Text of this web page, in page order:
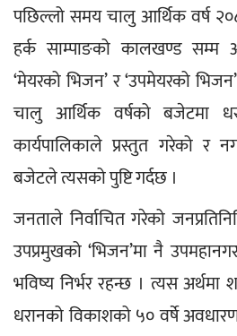
पछिल्लो समय चालु आर्थिक वर्ष
हर्क साम्पाङको कालखण्ड सम्म
‘मेयरको भिजन’ र ‘उपमेयरको
चालु आर्थिक वर्षको बजेटमा
कार्यपालिकाले प्रस्तुत गरेको र
बजेटले त्यसको पुष्टि गर्दछ ।
जनताले निर्वाचित गरेको
उपप्रमुखको ‘भिजन’मा नै
भविष्य निर्भर रहन्छ । त्यस
धरानको विकाशको ५० वर्षे